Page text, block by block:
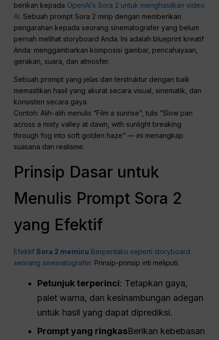
berikan kepada OpenAI’s Sora 2 untuk menghasilkan video
AI.Sebuah prompt Sora 2 mirip dengan memberikan
pengarahan kepada seorang sinematografer yang belum
pernah melihat storyboard Anda. Ini adalah blueprint kreatif
Anda: menggambarkan komposisi gambar, pencahayaan,
gerakan, suara, dan atmosfer.
Sebuah prompt yang jelas dan terstruktur dengan baik
memastikan hasil yang akurat secara visual, sinematik, dan
konsisten secara gaya.
Contoh: Alih-alih menulis “Film a sunrise”, tulis “Slow pan
across a misty valley at dawn, with sunlight breaking
through fog into soft golden haze” — ini menangkap
suasana dan realisme.
Prinsip Dasar untuk
Menulis Prompt Sora 2
yang Efektif
EfektifSora 2 memicu Berperilaku seperti storyboard
seorang sinematografer. Prinsip-prinsip inti meliputi:
Petunjuk terperinci: Tetapkan gaya,
palet warna, dan kesinambungan adegan
untuk hasil yang dapat diprediksi.
Prompt yang ringkasBerikan kebebasan